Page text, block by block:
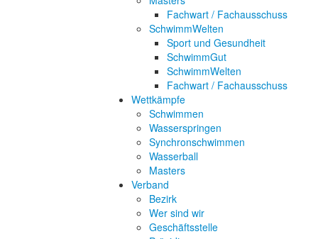
Fachwart / Fachausschuss
SchwimmWelten
Sport und Gesundheit
SchwimmGut
SchwimmWelten
Fachwart / Fachausschuss
Wettkämpfe
Schwimmen
Wasserspringen
Synchronschwimmen
Wasserball
Masters
Verband
Bezirk
Wer sind wir
Geschäftsstelle